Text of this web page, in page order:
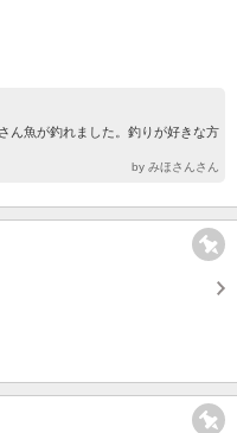
ん魚が釣れました。釣りが好きな方
by みほさんさん